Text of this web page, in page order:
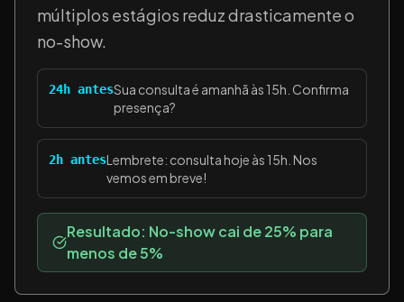
múltiplos estágios reduz drasticamente o
no-show.
24h antesSua consulta é amanhã às 15h. Confirma
presença?
2h antesLembrete: consulta hoje às 15h. Nos
vemos em breve!
Resultado: No-show cai de 25% para
menos de 5%